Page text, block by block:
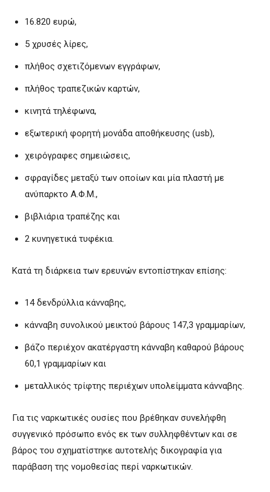
16.820 ευρώ,
5 χρυσές λίρες,
πλήθος σχετιζόμενων εγγράφων,
πλήθος τραπεζικών καρτών,
κινητά τηλέφωνα,
εξωτερική φορητή μονάδα αποθήκευσης (usb),
χειρόγραφες σημειώσεις,
σφραγίδες μεταξύ των οποίων και μία πλαστή με
ανύπαρκτο Α.Φ.Μ.,
βιβλιάρια τραπέζης και
2 κυνηγετικά τυφέκια.
Κατά τη διάρκεια των ερευνών εντοπίστηκαν επίσης:
14 δενδρύλλια κάνναβης,
κάνναβη συνολικού μεικτού βάρους 147,3 γραμμαρίων,
βάζο περιέχον ακατέργαστη κάνναβη καθαρού βάρους
60,1 γραμμαρίων και
μεταλλικός τρίφτης περιέχων υπολείμματα κάνναβης.
Για τις ναρκωτικές ουσίες που βρέθηκαν συνελήφθη
συγγενικό πρόσωπο ενός εκ των συλληφθέντων και σε
βάρος του σχηματίστηκε αυτοτελής δικογραφία για
παράβαση της νομοθεσίας περί ναρκωτικών.